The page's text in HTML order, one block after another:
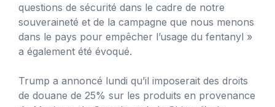
questions de sécurité dans le cadre de notre
souveraineté et de la campagne que nous menons
dans le pays pour empêcher l’usage du fentanyl »
a également été évoqué.
Trump a annoncé lundi qu’il imposerait des droits
de douane de 25% sur les produits en provenance